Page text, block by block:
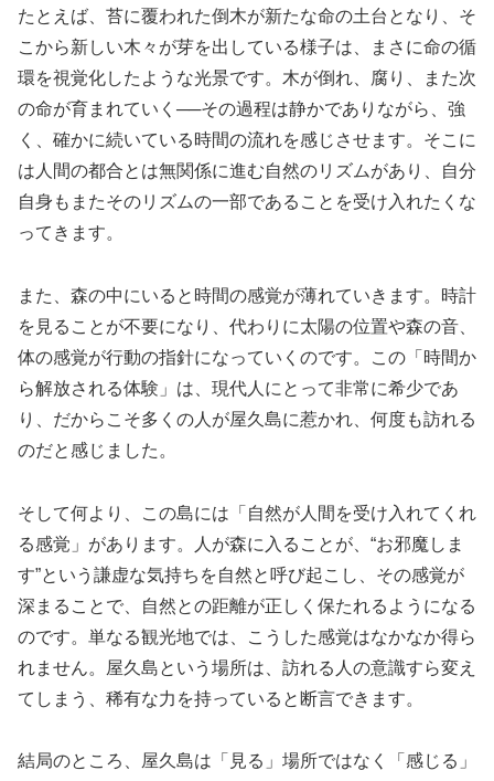
たとえば、苔に覆われた倒木が新たな命の土台となり、そ
こから新しい木々が芽を出している様子は、まさに命の循
環を視覚化したような光景です。木が倒れ、腐り、また次
の命が育まれていく──その過程は静かでありながら、強
く、確かに続いている時間の流れを感じさせます。そこに
は人間の都合とは無関係に進む自然のリズムがあり、自分
自身もまたそのリズムの一部であることを受け入れたくな
ってきます。
また、森の中にいると時間の感覚が薄れていきます。時計
を見ることが不要になり、代わりに太陽の位置や森の音、
体の感覚が行動の指針になっていくのです。この「時間か
ら解放される体験」は、現代人にとって非常に希少であ
り、だからこそ多くの人が屋久島に惹かれ、何度も訪れる
のだと感じました。
そして何より、この島には「自然が人間を受け入れてくれ
る感覚」があります。人が森に入ることが、“お邪魔しま
す”という謙虚な気持ちを自然と呼び起こし、その感覚が
深まることで、自然との距離が正しく保たれるようになる
のです。単なる観光地では、こうした感覚はなかなか得ら
れません。屋久島という場所は、訪れる人の意識すら変え
てしまう、稀有な力を持っていると断言できます。
結局のところ、屋久島は「見る」場所ではなく「感じる」